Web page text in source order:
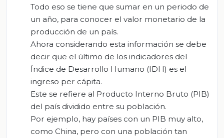
Todo eso se tiene que sumar en un periodo de
un año, para conocer el valor monetario de la
producción de un país.
Ahora considerando esta información se debe
decir que el último de los indicadores del
Índice de Desarrollo Humano (IDH) es el
ingreso per cápita.
Este se refiere al Producto Interno Bruto (PIB)
del país dividido entre su población.
Por ejemplo, hay países con un PIB muy alto,
como China, pero con una población tan